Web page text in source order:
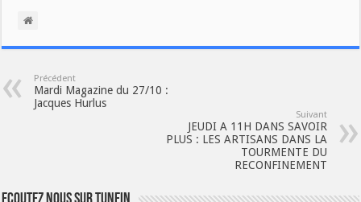
Précédent
Mardi Magazine du 27/10 :
Jacques Hurlus
Suivant
JEUDI A 11H DANS SAVOIR
PLUS : LES ARTISANS DANS LA
TOURMENTE DU
RECONFINEMENT